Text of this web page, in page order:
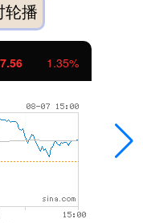
轮播
1.35%